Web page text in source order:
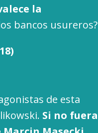
la
bancos usureros?
de esta
Si no fuera